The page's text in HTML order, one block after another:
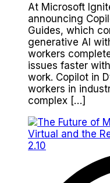
At Microsoft
announcing
Guides, which
generative AI
workers
issues faster
work. Copilot in
workers in
complex […]
2.10